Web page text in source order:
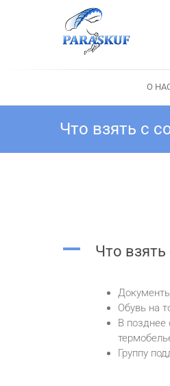
содержимому
О
Что взять с
A Что
Обувь на
В позднее
Группу